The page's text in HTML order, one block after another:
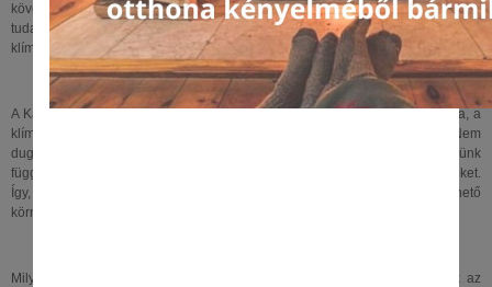
következményeként nemcsak jelentős változásokon mennek keresztül, hanem
tudatos tevékenységgel, odafigyeléssel fenntartható eszközt jelentenek a
klímaváltozás káros hatásainak mérséklésében is.
A Kárpát-medence élővilága különösen érzékeny a környezeti változásokra, a
klímaváltozás hatásai a hazai erdőkben már napjainkban is érezhetők. Nem
dughatjuk homokba a fejünket, mert mindezek nem rajtunk kívül álló, tőlünk
független folyamatok: napi életvitelünkkel befolyásoljuk, befolyásolhatjuk őket.
Így, ha okosan sáfárkodunk a környezeti örökségünkkel, akkor élhető
környezetet hagyhatunk örökül utódaink számára.
Milyen jelei vannak a változásoknak a magyar erdőkben? Mivel tudják az